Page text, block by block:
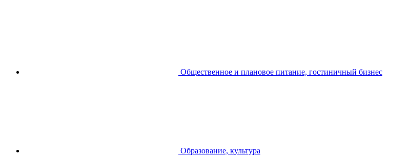
Общественное и плановое питание, гостиничный бизнес
Образование, культура